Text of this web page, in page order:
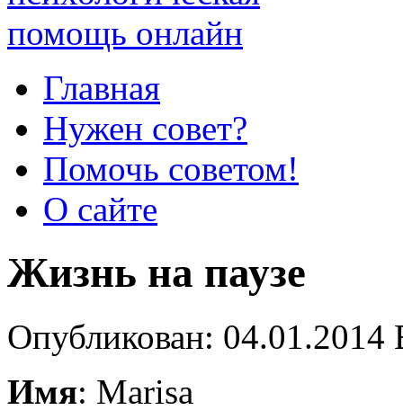
Главная
Нужен совет?
Помочь советом!
О сайте
Жизнь на паузе
Опубликован:
Имя: Marisa